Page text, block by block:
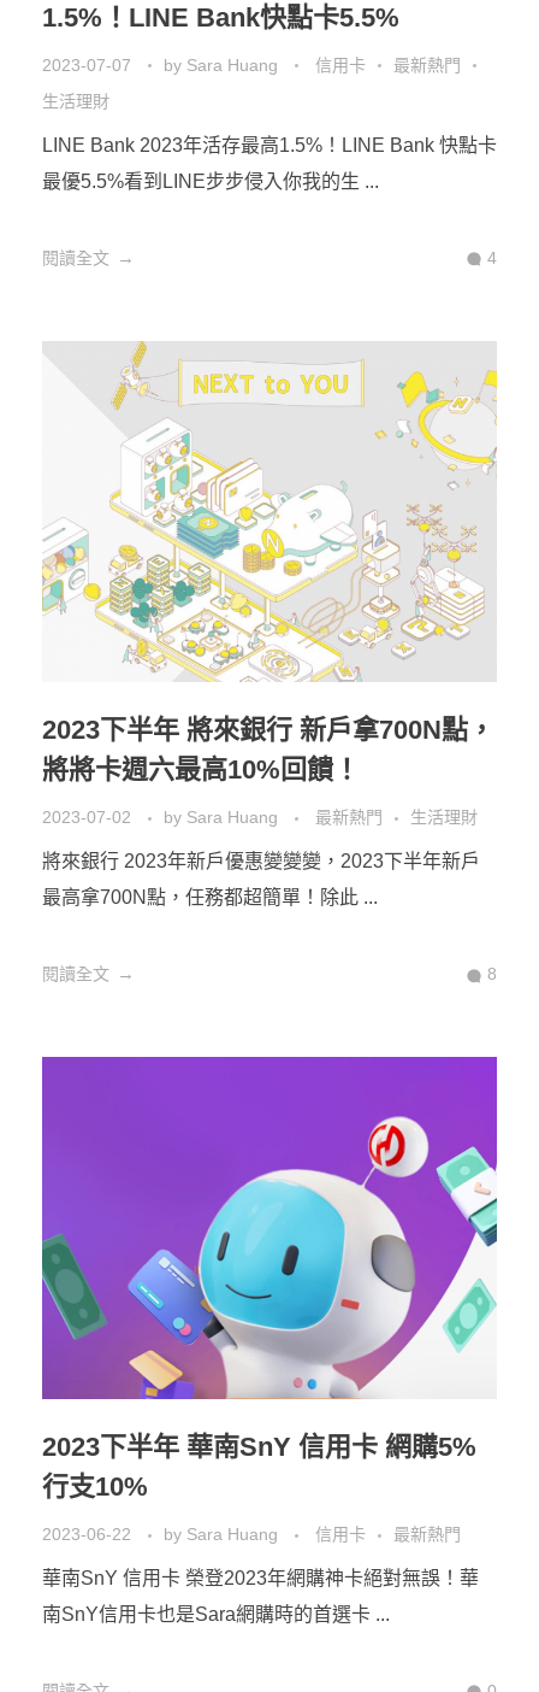
1.5%！LINE Bank快點卡5.5%
2023-07-07 by Sara Huang 信用卡
最新熱門
生活理財
LINE Bank 2023年活存最高1.5%！LINE Bank 快點卡
最優5.5%看到LINE步步侵入你我的生 ...
閱讀全文 4
2023下半年 將來銀行 新戶拿700N點，
將將卡週六最高10%回饋！
2023-07-02 by Sara Huang 最新熱門 生活理財
將來銀行 2023年新戶優惠變變變，2023下半年新戶
最高拿700N點，任務都超簡單！除此 ...
閱讀全文 8
2023下半年 華南SnY 信用卡 網購5%
行支10%
2023-06-22 by Sara Huang 信用卡 最新熱門
華南SnY 信用卡 榮登2023年網購神卡絕對無誤！華
南SnY信用卡也是Sara網購時的首選卡 ...